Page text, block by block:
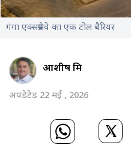
गंगा एक्सप्रेसवे का एक टोल बैरियर
आशीष मिश्र
अपडेटेड 22 मई , 2026